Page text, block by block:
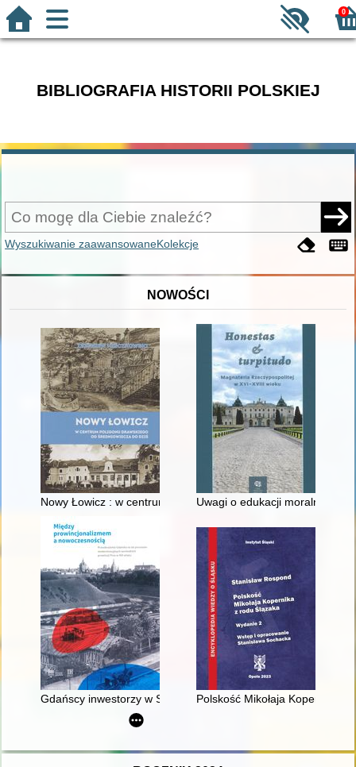
0
BIBLIOGRAFIA HISTORII POLSKIEJ
Wyszukiwanie zaawansowaneKolekcje
NOWOŚCI
Nowy Łowicz : w centrum poligonu drawskiego od
Uwagi o edukacji moralnej
Gdańscy inwestorzy w Sopocie : prestiż finansowy i
Polskość Mikołaja Kopernika z